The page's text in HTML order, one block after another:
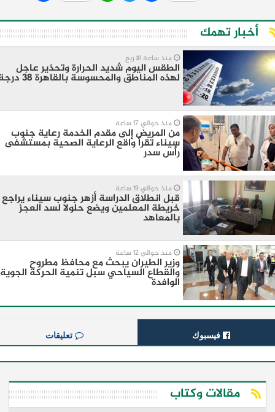
أخبار تهمك
منذ ساعة الا ربع
الطقس اليوم شديد الحرارة وتحذير عاجل
لهذه المناطق والمحسوسة بالقاهرة 38 درجة
منذ حوالي 17 ساعة
من المريض إلى مقدم الخدمة رعاية جنوب
سيناء تقرأ واقع الرعاية الصحية بمستشفى
رأس سدر
منذ حوالي 19 ساعة
قبل انطلاق الدراسة أزهر جنوب سيناء يراجع
خريطة المعلمين ويضع حلولا لسد العجز
بالمعاهد
منذ حوالي 12 ساعة
وزير الطيران يبحث مع محافظ مطروح
والقطاع السياحي سبل تنمية الحركة الجوية
الوافدة
فيسبوك تعليقات
مقالات وكتاب